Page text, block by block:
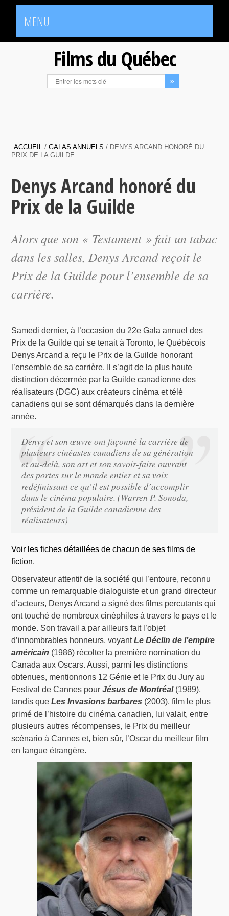
MENU
Films du Québec
ACCUEIL /GALAS ANNUELS / DENYS ARCAND HONORÉ DU
PRIX DE LA GUILDE
Denys Arcand honoré du
Prix de la Guilde
Alors que son « Testament » fait un tabac
dans les salles, Denys Arcand reçoit le
Prix de la Guilde pour l’ensemble de sa
carrière.
Samedi dernier, à l’occasion du 22e Gala annuel des
Prix de la Guilde qui se tenait à Toronto, le Québécois
Denys Arcand a reçu le Prix de la Guilde honorant
l’ensemble de sa carrière. Il s’agit de la plus haute
distinction décerrnée par la Guilde canadienne des
réalisateurs (DGC) aux créateurs cinéma et télé
canadiens qui se sont démarqués dans la dernière
année.
Denys et son œuvre ont façonné la carrière de
plusieurs cinéastes canadiens de sa génération
et au-delà, son art et son savoir-faire ouvrant
des portes sur le monde entier et sa voix
redéfinissant ce qu’il est possible d’accomplir
dans le cinéma populaire. (Warren P. Sonoda,
président de la Guilde canadienne des
réalisateurs)
Voir les fiches détaillées de chacun de ses films de
fiction.
Observateur attentif de la société qui l’entoure, reconnu
comme un remarquable dialoguiste et un grand directeur
d’acteurs, Denys Arcand a signé des films percutants qui
ont touché de nombreux cinéphiles à travers le pays et le
monde. Son travail a par ailleurs fait l’objet
d’innombrables honneurs, voyantLe Déclin de l’empire
américain (1986) récolter la première nomination du
Canada aux Oscars. Aussi, parmi les distinctions
obtenues, mentionnons 12 Génie et le Prix du Jury au
Festival de Cannes pourJésus de Montréal(1989),
tandis queLes Invasions barbares (2003), film le plus
primé de l’histoire du cinéma canadien, lui valait, entre
plusieurs autres récompenses, le Prix du meilleur
scénario à Cannes et, bien sûr, l’Oscar du meilleur film
en langue étrangère.